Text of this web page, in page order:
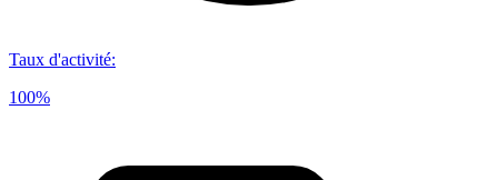
Taux d'activité:
100%